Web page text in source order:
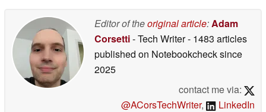
Editor of theoriginal article:Adam
Corsetti- Tech Writer- 1483 articles
published on Notebookchecksince
2025
contact me via:
@ACorsTechWriter, LinkedIn